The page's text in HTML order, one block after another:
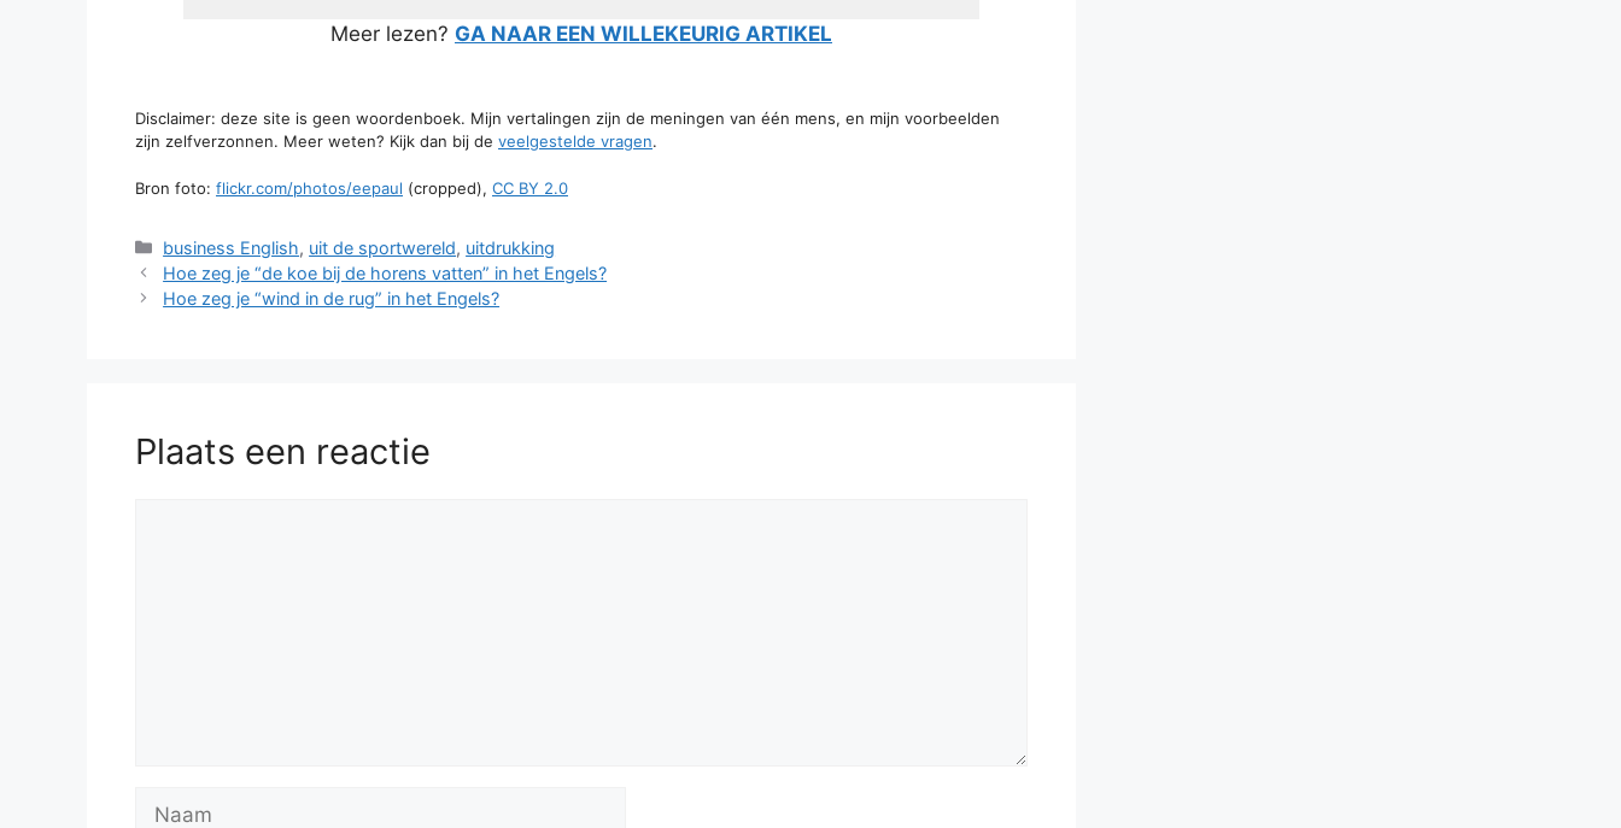
Meer lezen? GA NAAR EEN WILLEKEURIG ARTIKEL
Disclaimer: deze site is geen woordenboek. Mijn vertalingen zijn de meningen van één mens, en mijn voorbeelden
zijn zelfverzonnen. Meer weten? Kijk dan bij de veelgestelde vragen.
Bron foto: flickr.com/photos/eepaul (cropped), CC BY 2.0
Categorieën
business English, uit de sportwereld, uitdrukking
Hoe zeg je “de koe bij de horens vatten” in het Engels?
Hoe zeg je “wind in de rug” in het Engels?
Plaats een reactie